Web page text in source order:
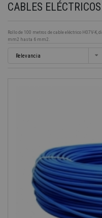
CABLES ELÉCTRICOS
Rollo de 100 metros de cable eléctrico H07V-
mm2 hasta 6 mm2.
Relevancia